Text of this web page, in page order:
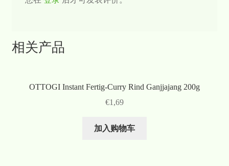
相关产品
OTTOGI Instant Fertig-Curry Rind Ganjjajang 200g
€1,69
加入购物车